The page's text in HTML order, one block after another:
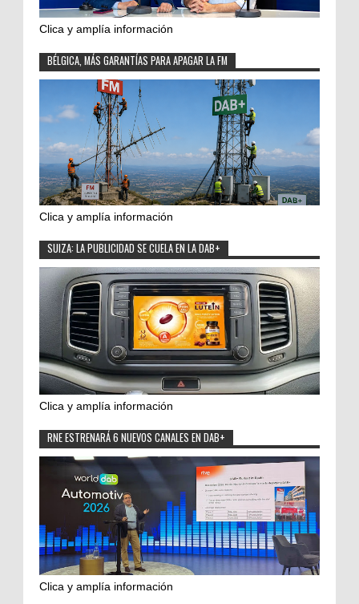
Clica y amplía información
BÉLGICA, MÁS GARANTÍAS PARA APAGAR LA FM
Clica y amplía información
SUIZA: LA PUBLICIDAD SE CUELA EN LA DAB+
Clica y amplía información
RNE ESTRENARÁ 6 NUEVOS CANALES EN DAB+
Clica y amplía información